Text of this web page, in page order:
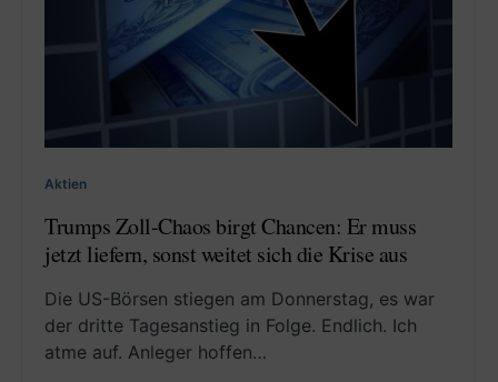
Aktien
Trumps Zoll-Chaos birgt Chancen: Er muss
jetzt liefern, sonst weitet sich die Krise aus
Die US-Börsen stiegen am Donnerstag, es war
der dritte Tagesanstieg in Folge. Endlich. Ich
atme auf. Anleger hoffen…